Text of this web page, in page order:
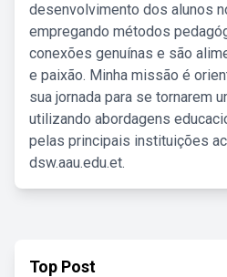
desenvolvimento dos alunos
empregando métodos
conexões genuínas e são
e paixão. Minha missão é
sua jornada para se tornarem
utilizando abordagens
pelas principais instituições
dsw.aau.edu.et.
Top Post